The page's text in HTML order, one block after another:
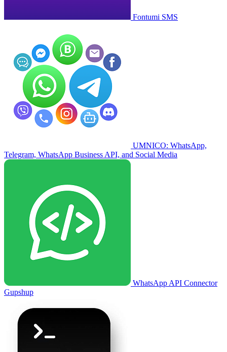
Fontumi SMS
UMNICO: WhatsApp,
Telegram, WhatsApp Business API, and Social Media
WhatsApp API Connector
Gupshup